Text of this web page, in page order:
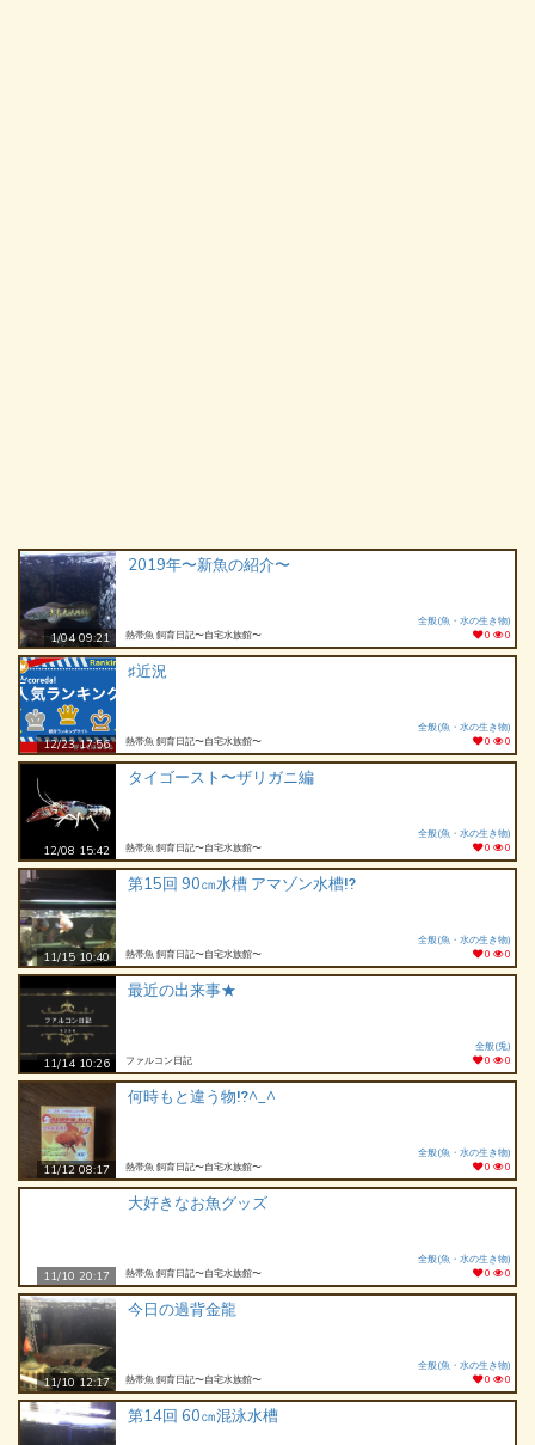
1/04 09:21
2019年〜新魚の紹介〜
熱帯魚 飼育日記〜自宅水族館〜
全般(魚・水の生き物)
0
0
12/23 17:56
♯近況
熱帯魚 飼育日記〜自宅水族館〜
全般(魚・水の生き物)
0
0
12/08 15:42
タイゴースト〜ザリガニ編
熱帯魚 飼育日記〜自宅水族館〜
全般(魚・水の生き物)
0
0
11/15 10:40
第15回 90㎝水槽 アマゾン水槽⁉️
熱帯魚 飼育日記〜自宅水族館〜
全般(魚・水の生き物)
0
0
11/14 10:26
最近の出来事★
ファルコン日記
全般(兎)
0
0
11/12 08:17
何時もと違う物⁉️^_^
熱帯魚 飼育日記〜自宅水族館〜
全般(魚・水の生き物)
0
0
11/10 20:17
大好きなお魚グッズ
熱帯魚 飼育日記〜自宅水族館〜
全般(魚・水の生き物)
0
0
11/10 12:17
今日の過背金龍
熱帯魚 飼育日記〜自宅水族館〜
全般(魚・水の生き物)
0
0
第14回 60㎝混泳水槽